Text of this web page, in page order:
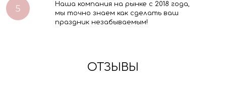
Наша компания на рынке с 2018 года,
мы точно знаем как сделать ваш
праздник незабываемым!
ОТЗЫВЫ